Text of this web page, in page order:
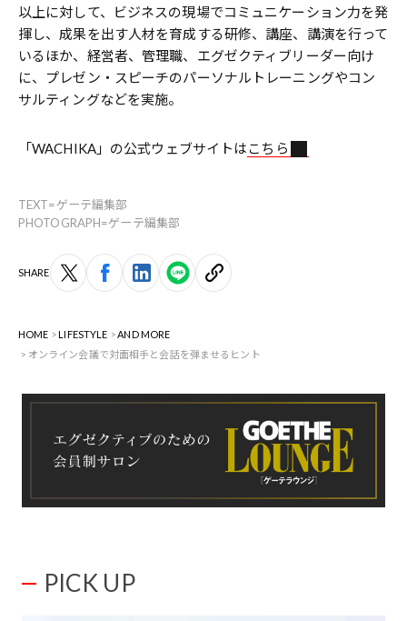
以上に対して、ビジネスの現場でコミュニケーション力を発
揮し、成果を出す人材を育成する研修、講座、講演を行って
いるほか、経営者、管理職、エグゼクティブリーダー向け
に、プレゼン・スピーチのパーソナルトレーニングやコン
サルティングなどを実施。
「WACHIKA」の公式ウェブサイトはこちら
TEXT=ゲーテ編集部
PHOTOGRAPH=ゲーテ編集部
SHARE
HOME LIFESTYLE
AND MORE
オンライン会議で対面相手と会話を弾ませるヒント
PICK UP